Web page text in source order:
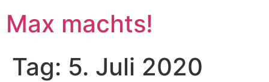
Max machts!
Tag: 5. Juli 2020